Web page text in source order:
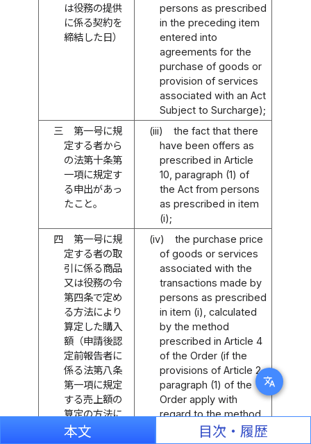
translate
は役務の提供
に係る契約を
締結した日）
persons as prescribed
in the preceding item
entered into
agreements for the
purchase of goods or
provision of services
associated with an Act
Subject to Surcharge);
三
第一号に規
定する者から
の法第十条第
一項に規定す
る申出があっ
たこと。
(iii)
the fact that there
have been offers as
prescribed in Article
10, paragraph (1) of
the Act from persons
as prescribed in item
(i);
四
第一号に規
定する者の取
引に係る商品
又は役務の令
第四条で定め
る方法により
算定した購入
額（申請後認
定前報告者に
係る法第八条
第一項に規定
する売上額の
算定の方法に
ついて令第二
(iv)
the purchase price
of goods or services
associated with the
transactions made by
persons as prescribed
in item (i), calculated
by the method
prescribed in Article 4
of the Order (if the
provisions of Article 2,
paragraph (1) of the
Order apply with
regard to the method
for calculating the
本文 目次・履歴